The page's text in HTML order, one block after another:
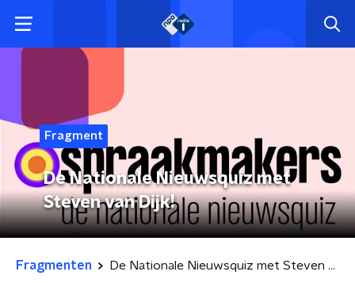
Fragment
De Nationale Nieuwsquiz met
Steven van Dijk!
Fragmenten De Nationale Nieuwsquiz met Steven van Dijk!